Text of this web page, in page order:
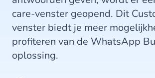
care-venster geopend. Dit
venster biedt je meer
profiteren van de WhatsApp
oplossing.